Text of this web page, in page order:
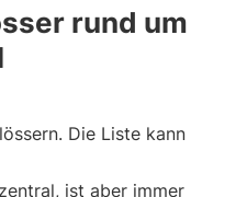
rund um
Die Liste kann
ist aber immer